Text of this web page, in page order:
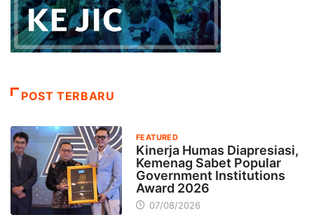
POST TERBARU
FEATURED
Kinerja Humas Diapresiasi,
Kemenag Sabet Popular
Government Institutions
Award 2026
07/08/2026